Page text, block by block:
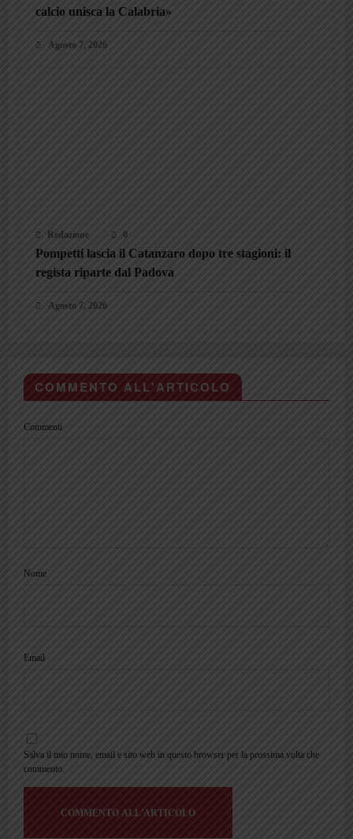
calcio unisca la Calabria»
Agosto 7, 2026
Redazione 0
Pompetti lascia il Catanzaro dopo tre stagioni: il
regista riparte dal Padova
Agosto 7, 2026
COMMENTO ALL'ARTICOLO
Commenti
Nome
Email
Salva il mio nome, email e sito web in questo browser per la prossima volta che
commento.